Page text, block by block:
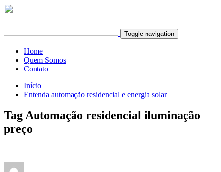
Toggle navigation
Home
Quem Somos
Contato
Início
Entenda automação residencial e energia solar
Tag Automação residencial iluminação
preço